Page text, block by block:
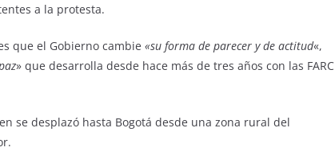
a la protesta.
que el Gobierno cambie «su forma de parecer y de actitud«,
» que desarrolla desde hace más de tres años con las FARC
se desplazó hasta Bogotá desde una zona rural del